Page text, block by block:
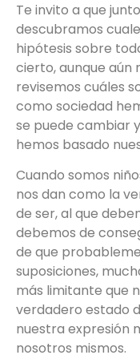
Te invito a que
descubramos
hipótesis sobre
cierto, aunque aún
revisemos cuáles
como sociedad
se puede cambiar
hemos basado
Cuando somos
nos dan como la
de ser, al que
debemos de
de que
suposiciones,
más limitante que
verdadero estado
nuestra expresión
nosotros mismos.